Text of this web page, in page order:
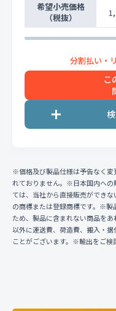
希望小売価格
（税抜）
こ
※価格及び製品仕様は予告なく
れておりません。※日本国内への
ては、当社から直接販売ができ
の商標または登録商標です。※製
ため、製品に含まれない商品を
以外に運送費、荷造費、搬入・
ことがございます。※輸出をご検